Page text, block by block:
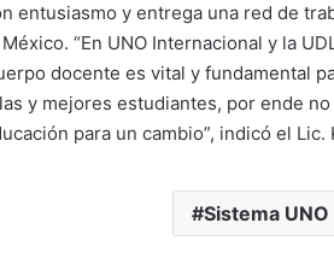
entusiasmo y entrega una red de
“En UNO Internacional y la
docente es vital y fundamental
y mejores estudiantes, por ende
para un cambio”, indicó el Lic.
Sistema UNO